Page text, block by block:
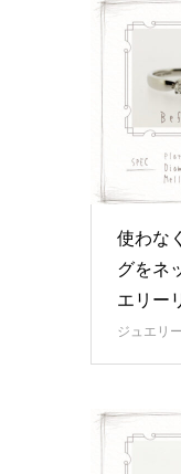
使わな
グをネ
エリー
ジュエリ